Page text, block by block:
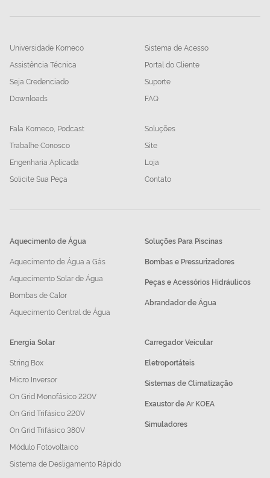
Universidade Komeco
Assistência Técnica
Seja Credenciado
Downloads
Sistema de Acesso
Portal do Cliente
Suporte
FAQ
Fala Komeco, Podcast
Trabalhe Conosco
Engenharia Aplicada
Solicite Sua Peça
Soluções
Site
Loja
Contato
Aquecimento de Água
Aquecimento de Água a Gás
Aquecimento Solar de Água
Bombas de Calor
Aquecimento Central de Água
Soluções Para Piscinas
Bombas e Pressurizadores
Peças e Acessórios Hidráulicos
Abrandador de Água
Energia Solar
String Box
Micro Inversor
On Grid Monofásico 220V
On Grid Trifásico 220V
On Grid Trifásico 380V
Módulo Fotovoltaico
Sistema de Desligamento Rápido
Carregador Veicular
Eletroportáteis
Sistemas de Climatização
Exaustor de Ar KOEA
Simuladores